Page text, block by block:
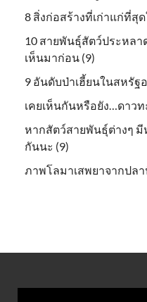
8 สิ่งก่อสร้างที่เก่าแก่ที่สุ
10 สายพันธุ์สัตว์ประหล
เห็นมาก่อน (9)
9 อันดับป่าเฮี้ยนในสหรัฐ
เคยเห็นกันหรือยัง…ดาวท
หากสัตว์สายพันธุ์ต่างๆ มี
กันนะ (9)
ภาพโลมาเสพยาจากปลา